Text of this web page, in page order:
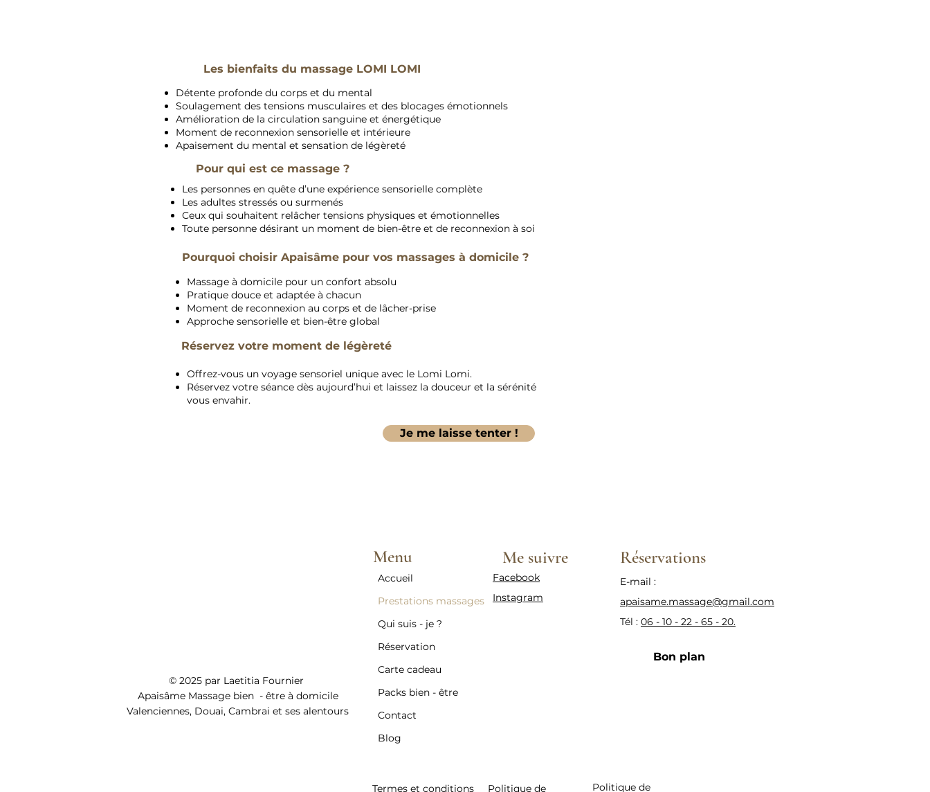
Les bienfaits du massage LOMI LOMI
Détente profonde du corps et du mental
Soulagement des tensions musculaires et des blocages émotionnels
Amélioration de la circulation sanguine et énergétique
Moment de reconnexion sensorielle et intérieure
Apaisement du mental et sensation de légèreté
Pour qui est ce massage ?
Les personnes en quête d’une expérience sensorielle complète
Les adultes stressés ou surmenés
Ceux qui souhaitent relâcher tensions physiques et émotionnelles
Toute personne désirant un moment de bien-être et de reconnexion à soi
Pourquoi choisir Apaisâme pour vos massages à domicile ?
Massage à domicile pour un confort absolu
Pratique douce et adaptée à chacun
Moment de reconnexion au corps et de lâcher-prise
Approche sensorielle et bien-être global
Réservez votre moment de légèreté
Offrez-vous un voyage sensoriel unique avec le Lomi Lomi.
Réservez votre séance dès aujourd’hui et laissez la douceur et la sérénité
vous envahir.
Je me laisse tenter !
© 2025 par Laetitia Fournier
Apaisâme Massage bien - être à domicile
Valenciennes, Douai, Cambrai et ses alentours
Menu
Accueil
Prestations massages
Qui suis - je ?
Réservation
Carte cadeau
Packs bien - être
Contact
Blog
Me suivre
Facebook
Instagram
Réservations
E-mail :
apaisame.massage@gmail.com
Tél : 06 - 10 - 22 - 65 - 20.
Bon plan
Termes et conditions Politique de Politique de